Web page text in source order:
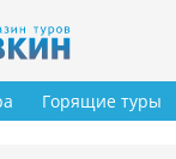
Горящие туры